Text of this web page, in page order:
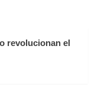
revolucionan el